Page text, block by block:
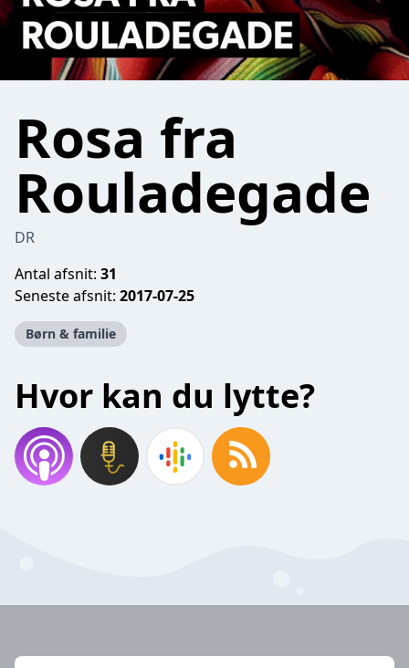
Rosa fra
Rouladegade
DR
Antal afsnit: 31
Seneste afsnit: 2017-07-25
Børn & familie
Hvor kan du lytte?